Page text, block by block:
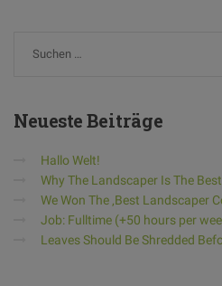
NeuesteBeiträge
Hallo Welt!
Why The Landscaper Is The
We Won The ‚Best Landscaper
Job: Fulltime (+50 hours per
Leaves Should Be Shredded